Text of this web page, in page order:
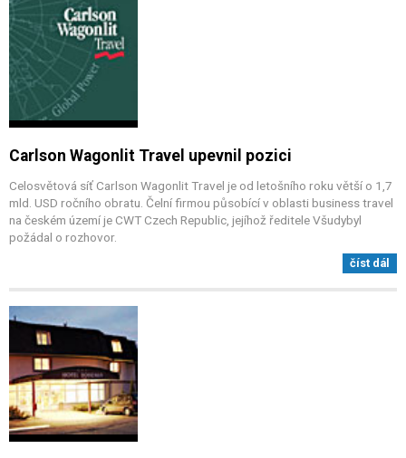
Carlson Wagonlit Travel upevnil pozici
Celosvětová síť Carlson Wagonlit Travel je od letošního roku větší o 1,7
mld. USD ročního obratu. Čelní firmou působící v oblasti business travel
na českém území je CWT Czech Republic, jejíhož ředitele Všudybyl
požádal o rozhovor.
číst dál